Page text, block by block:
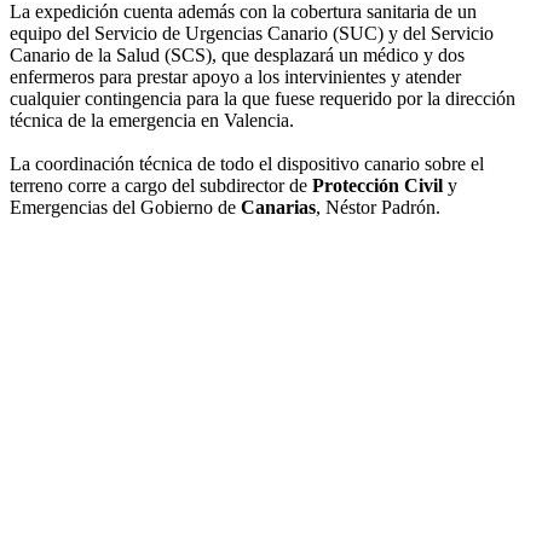
La expedición cuenta además con la cobertura sanitaria de un
equipo del Servicio de Urgencias Canario (SUC) y del Servicio
Canario de la Salud (SCS), que desplazará un médico y dos
enfermeros para prestar apoyo a los intervinientes y atender
cualquier contingencia para la que fuese requerido por la dirección
técnica de la emergencia en Valencia.
La coordinación técnica de todo el dispositivo canario sobre el
terreno corre a cargo del subdirector de Protección Civil y
Emergencias del Gobierno de Canarias, Néstor Padrón.